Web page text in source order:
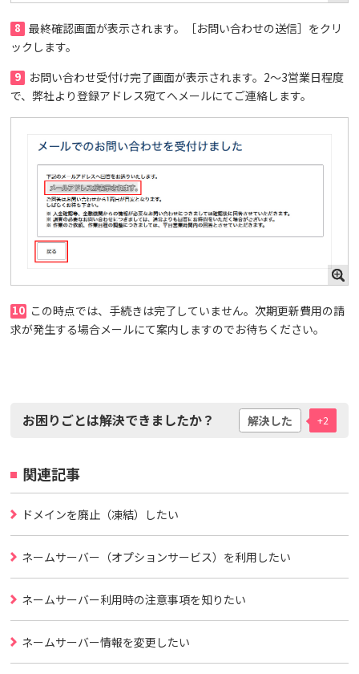
8
最終確認画面が表示されます。［お問い合わせの送信］をクリ
ックします。
9
お問い合わせ受付け完了画面が表示されます。2～3営業日程度
で、弊社より登録アドレス宛てへメールにてご連絡します。
10 この時点では、手続きは完了していません。次期更新費用の請
求が発生する場合メールにて案内しますのでお待ちください。
お困りごとは解決できましたか？ 解決した +2
関連記事
ドメインを廃止（凍結）したい
ネームサーバー（オプションサービス）を利用したい
ネームサーバー利用時の注意事項を知りたい
ネームサーバー情報を変更したい